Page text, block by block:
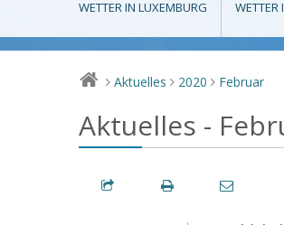
WETTER IN LUXEMBURG WETTER
> Aktuelles > 2020 > Februar
Aktuelles -